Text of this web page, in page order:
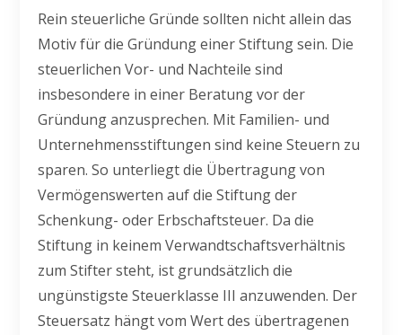
Rein steuerliche Gründe sollten nicht allein das
Motiv für die Gründung einer Stiftung sein. Die
steuerlichen Vor- und Nachteile sind
insbesondere in einer Beratung vor der
Gründung anzusprechen. Mit Familien- und
Unternehmensstiftungen sind keine Steuern zu
sparen. So unterliegt die Übertragung von
Vermögenswerten auf die Stiftung der
Schenkung- oder Erbschaftsteuer. Da die
Stiftung in keinem Verwandtschaftsverhältnis
zum Stifter steht, ist grundsätzlich die
ungünstigste Steuerklasse III anzuwenden. Der
Steuersatz hängt vom Wert des übertragenen